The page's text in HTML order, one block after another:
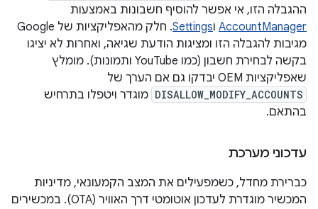
ההגבלה הזו, אי אפשר להוסיף חשבונות באמצעות
AccountManager וSettings
. חלק מהאפליקציות של Google
מגיבות להגבלה הזו ומציגות הודעת שגיאה, ואחרות לא יציגו
בקשה לבחירת חשבון (כמו YouTube ותמונות). מומלץ
שאפליקציות OEM יבדקו גם אם הערך של
DISALLOW_MODIFY_ACCOUNTS מוגדר ויטפלו בתרחיש
בהתאם.
עדכוני מערכת
כברירת מחדל, כשמפעילים את המצב הקמעונאי, מדיניות
המכשיר מוגדרת לעדכון אוטומטי דרך האוויר (OTA). במכשירים